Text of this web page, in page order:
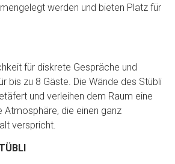
werden und bieten Platz für
für diskrete Gespräche und
bis zu 8 Gäste. Die Wände des Stübli
und verleihen dem Raum eine
Atmosphäre, die einen ganz
verspricht.